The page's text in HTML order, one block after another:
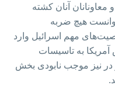
معاونانان آنان کشته
هیچ ضربه
مهم اسرائیل وارد
به تاسیسات
اسلامی در ۳ شهر در نیز موجب نابودی بخش